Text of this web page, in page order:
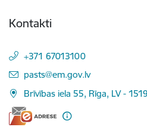
Kontakti
+371 67013100
E-pasts:
pasts@em.gov.lv
Brīvības iela 55, Rīga, LV - 1519